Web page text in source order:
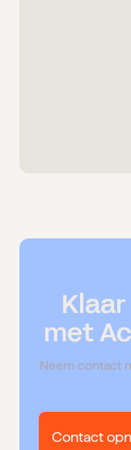
met
Neem contact
Contact